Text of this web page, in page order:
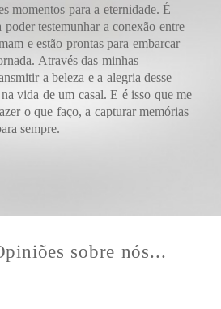
momentos para a eternidade. É
testemunhar a conexão entre
e estão prontas para embarcar
Através das minhas
a beleza e a alegria desse
vida de um casal. E é isso que me
o que faço, a capturar memórias
sempre.
sobre nós...